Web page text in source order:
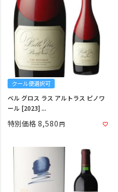
クール便選択可
ベル グロス ラス アルトラス ピノワ
ール [2023] ...
特別価格 8,580